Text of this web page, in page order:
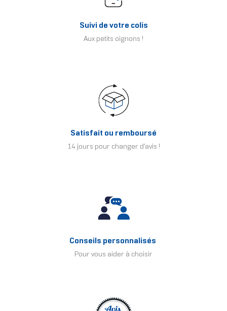
Suivi de votre colis
Aux petits oignons !
Satisfait ou remboursé
14 jours pour changer d'avis !
Conseils personnalisés
Pour vous aider à choisir